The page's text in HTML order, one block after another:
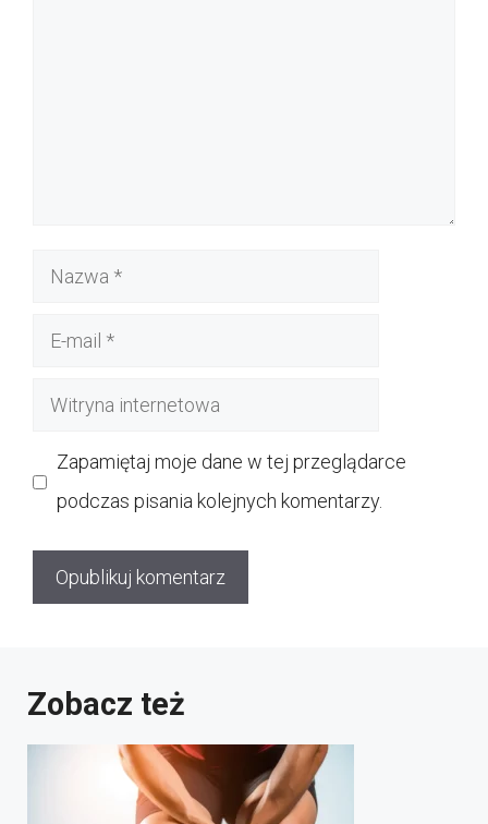
Nazwa
Witryna
Zapamiętaj moje dane w tej przeglądarce
podczas pisania kolejnych komentarzy.
Zobacz też